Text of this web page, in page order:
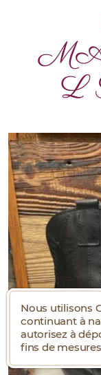
L
Nous utilisons
continuant à
autorisez à
fins de